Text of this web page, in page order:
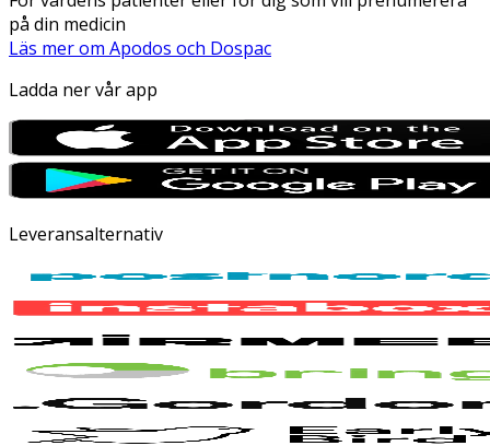
på din medicin
Läs mer om Apodos och Dospac
Ladda ner vår app
Leveransalternativ